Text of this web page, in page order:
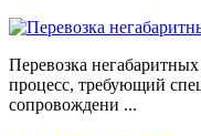
Перевозка
процесс, требующий
сопровождени ...